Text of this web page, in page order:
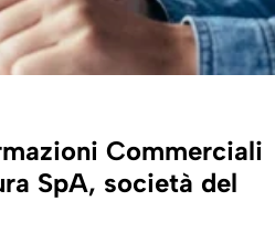
Commerciali
SpA, società del